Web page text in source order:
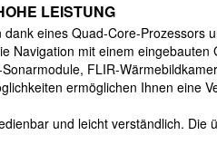
LEISTUNG
eines Quad-Core-
Navigation mit einem
FLIR-
ermöglichen Ihnen eine
und leicht verständlich.